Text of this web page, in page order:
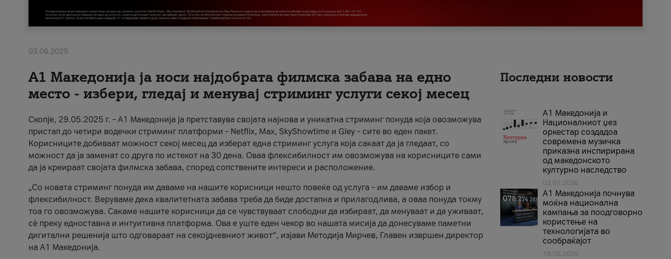
03.06.2025
А1 Македонија ја носи најдобрaта филмска забава на едно
место - избери, гледај и менувај стриминг услуги секој месец
Скопје, 29.05.2025 г. – А1 Македонија ја претставува својата најнова и уникатна стриминг понуда која овозможува
пристап до четири водечки стриминг платформи – Netflix, Max, SkyShowtime и Gley – сите во еден пакет.
Корисниците добиваат можност секој месец да изберат една стриминг услуга која сакаат да ја гледаат, со
можност да ја заменат со друга по истекот на 30 дена. Оваа флексибилност им овозможува на корисниците сами
да ја креираат својата филмска забава, според сопствените интереси и расположение.
„Со новата стриминг понуда им даваме на нашите корисници нешто повеќе од услуга – им даваме избор и
флексибилност. Веруваме дека квалитетната забава треба да биде достапна и прилагодлива, а оваа понуда токму
тоа го овозможува. Сакаме нашите корисници да се чувствуваат слободни да избираат, да менуваат и да уживаат,
сè преку едноставна и интуитивна платформа. Ова е уште еден чекор во нашата мисија да донесуваме паметни
дигитални решенија што одговараат на секојдневниот живот“, изјави Методија Мирчев, Главен извршен директор
на А1 Македонија.
Последни новости
А1 Македонија и
Националниот џез
оркестар создадоа
современа музичка
приказна инспирирана
од македонското
културно наследство
03.07.2026
A1 Македонија почнува
моќна национална
кампања за поодговорно
користење на
технологијата во
сообраќајот
18.05.2026